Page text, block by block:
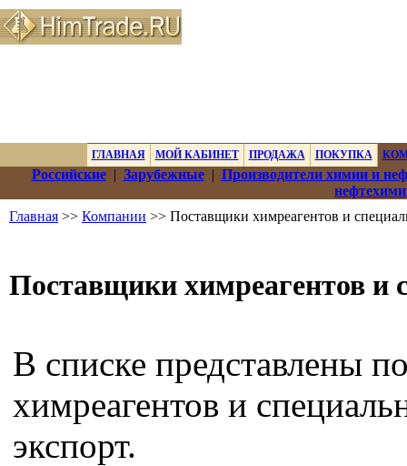
ГЛАВНАЯ МОЙ КАБИНЕТ ПРОДАЖА ПОКУПКА
Российские| Зарубежные| Производители химии и
Главная >> Компании >> Поставщики химреагентов и
Поставщики химреагентов и
В списке представлены
химреагентов и
экспорт.